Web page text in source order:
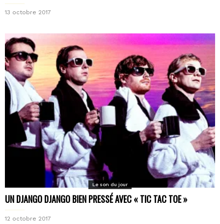
13 octobre 2017
Le son du jour
UN DJANGO DJANGO BIEN PRESSÉ AVEC « TIC TAC TOE »
12 octobre 2017